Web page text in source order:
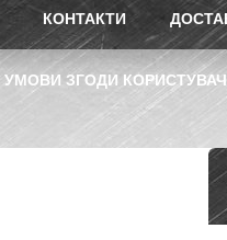
КОНТАКТИ
УМОВИ ЗГОДИ